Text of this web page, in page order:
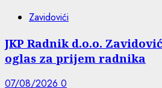
Zavidovići
JKP Radnik d.o.o.
oglas za prijem radnika
07/08/2026 0